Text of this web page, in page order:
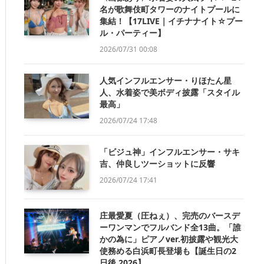
名が歌舞伎町タワーのナイトプールに
集結！【17LIVE｜イチナナイト☆プー
ル・パーティー】
2026/07/31 00:08
人気インフルエンサー・りほたん星
人、水着姿で美ボディ披露「スタイル
最高」
2026/07/24 17:48
「ビジュ神」インフルエンサー・サキ
吉、仲良しツーショットに反響
2026/07/24 17:41
庄最愛夏（圧ねぇ）、完売のバースデ
ーワンマンでフルバンド全13曲。「誰
かの為に」ピアノver.初披露や観光大
使務める白浜町長登場も【誕生日の2